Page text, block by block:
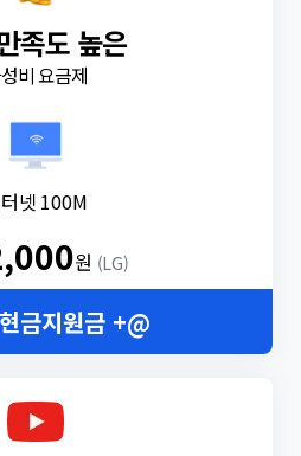
족도 높은
비 요금제
넷 100M
원 (LG)
금지원금 +@